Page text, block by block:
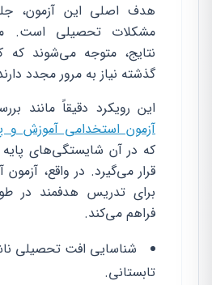
هدف اصلی این آزمون،
مشکلات تحصیلی است.
نتایج، متوجه می‌شوند
گذشته نیاز به مرور مجدد
این رویکرد دقیقاً مانند
آزمون استخدامی آموزش و
که در آن شایستگی‌های پایه
قرار می‌گیرد. در واقع،
برای تدریس هدفمند در
فراهم می‌کند.
شناسایی افت تحصیلی
تابستانی.